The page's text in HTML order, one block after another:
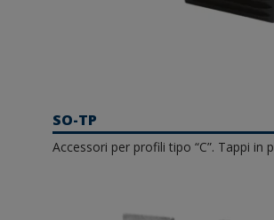
SO-TP
Accessori per profili tipo “C”. Tappi in